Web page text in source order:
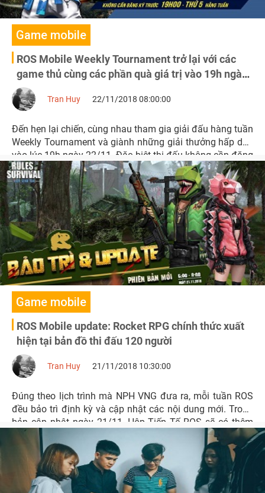
Game mobile
ROS Mobile Weekly Tournament trở lại với các
game thủ cùng các phần quà giá trị vào 19h ngày
22/11
Tran Huy 22/11/2018 08:00:00
Đến hẹn lại chiến, cùng nhau tham gia giải đấu hàng tuần
Weekly Tournament và giành những giải thưởng hấp dẫn
vào lúc 19h ngày 22/11. Đặc biệt thi đấu không cần đăng
ký trước.
Game mobile
ROS Mobile update: Rocket RPG chính thức xuất
hiện tại bản đồ thi đấu 120 người
Tran Huy 21/11/2018 10:30:00
Đúng theo lịch trình mà NPH VNG đưa ra, mỗi tuần ROS
đều bảo trì định kỳ và cập nhật các nội dung mới. Trong
bản cập nhật ngày 21/11, Hộp Tiếp Tế ROS sẽ có thêm
nhiều vật phẩm mới, đặc biệt là sự xuất hiện của súng
rocket RPG và Rifle ACR.